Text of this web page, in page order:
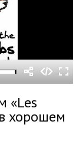
«Les
хорошем